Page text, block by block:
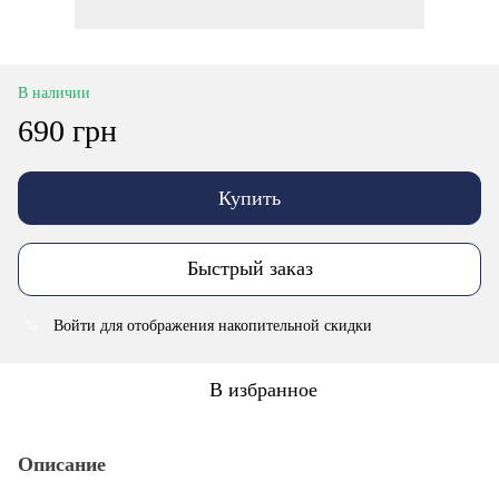
В наличии
690 грн
Купить
Быстрый заказ
Войти для отображения накопительной скидки
В избранное
Описание